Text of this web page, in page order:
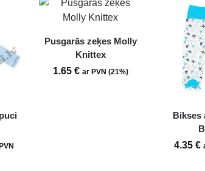
Pusgarās zeķes Molly
Knittex
1.65 € ar PVN (21%)
Bikses
4.35€